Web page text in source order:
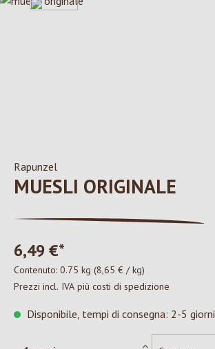
Rapunzel
MUESLI ORIGINALE
6,49 €*
Contenuto: 0.75 kg (8,65 € / kg)
Prezzi incl. IVA più costi di spedizione
Disponibile, tempi di consegna: 2-5 giorni